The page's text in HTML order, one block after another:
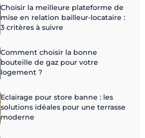
Choisir la meilleure plateforme de
mise en relation bailleur-locataire :
3 critères à suivre
Comment choisir la bonne
bouteille de gaz pour votre
logement ?
Eclairage pour store banne : les
solutions idéales pour une terrasse
moderne